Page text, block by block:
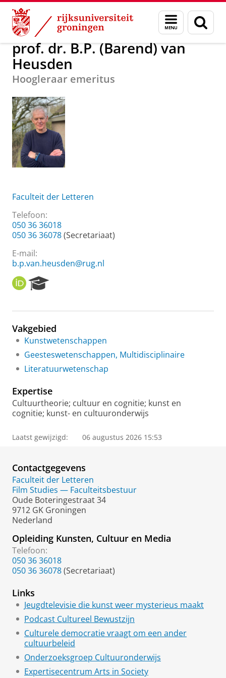
Skip
Content
Skip
Navigation
Menu
en
zoeken
Over ons prof. dr. B.P. (Barend) van Heusden
prof. dr. B.P. (Barend) van
Heusden
Hoogleraar emeritus
Faculteit der Letteren
Telefoon:
050 36 36018
050 36 36078(Secretariaat)
E-mail:
b.p.van.heusden@rug.nl
O
R
I
e
r
c
h
o
t
a
l
Vakgebied
Kunstwetenschappen
Geesteswetenschappen, Multidisciplinaire
Literatuurwetenschap
Expertise
Cultuurtheorie; cultuur en cognitie; kunst en
cognitie; kunst- en cultuuronderwijs
Laatst gewijzigd: 06 augustus 2026 15:53
Contactgegevens
Faculteit der Letteren
Film Studies — Faculteitsbestuur
Oude Boteringestraat 34
9712 GK Groningen
Nederland
Opleiding Kunsten, Cultuur en Media
Telefoon:
050 36 36018
050 36 36078(Secretariaat)
Links
Jeugdtelevisie die kunst weer mysterieus maakt
Podcast Cultureel Bewustzijn
Culturele democratie vraagt om een ander
cultuurbeleid
Onderzoeksgroep Cultuuronderwijs
Expertisecentrum Arts in Society